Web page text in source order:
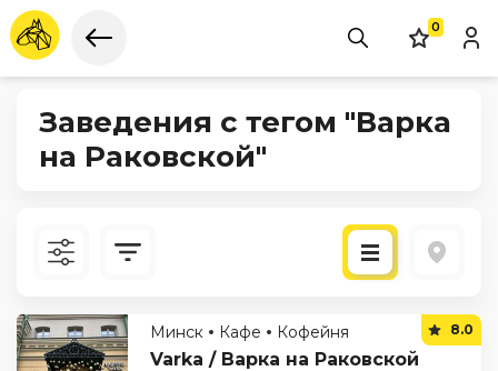
0
Заведения с тегом "Варка
на Раковской"
По рейтингуМинск Кафе Кофейня
Varka / Варка на Раковской
8.0